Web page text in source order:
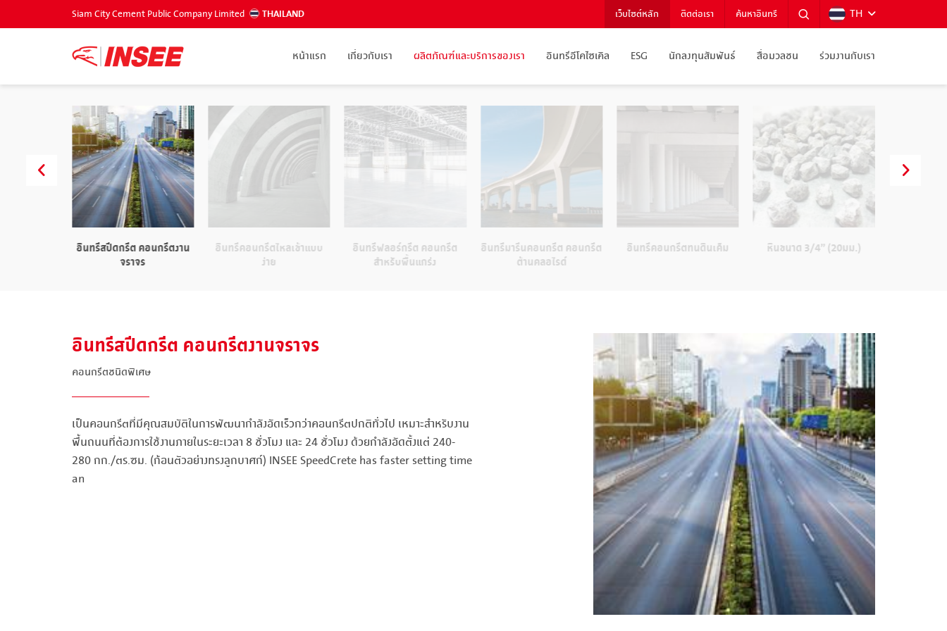
Siam City Cement Public Company Limited THAILAND เว็บไซต์หลัก ติดต่อเรา ค้นหาอินทรี TH
หน้าแรก เกี่ยวกับเรา ผลิตภัณฑ์และบริการของเรา อินทรีอีโคไซเคิล ESG นักลงทุนสัมพันธ์ สื่อมวลชน ร่วมงานกับเรา
อินทรีสปีดกรีต คอนกรีตงาน
จราจร
อินทรีคอนกรีตไหลเข้าแบบ
ง่าย
อินทรีฟลอร์กรีต คอนกรีต
สำหรับพื้นแกร่ง
อินทรีมารีนคอนกรีต คอนกรีต
ต้านคลอไรด์
อินทรีคอนกรีตทนดินเค็ม หินขนาด 3/4” (20มม.)
อินทรีสปีดกรีต คอนกรีตงานจราจร
คอนกรีตชนิดพิเศษ
เป็นคอนกรีตที่มีคุณสมบัติในการพัฒนากำลังอัดเร็วกว่าคอนกรีตปกติทั่วไป เหมาะสำหรับงาน
พื้นถนนที่ต้องการใช้งานภายในระยะเวลา 8 ชั่วโมง และ 24 ชั่วโมง ด้วยกำลังอัดตั้งแต่ 240-
280 กก./ตร.ซม. (ก้อนตัวอย่างทรงลูกบาศก์) INSEE SpeedCrete has faster setting time
an